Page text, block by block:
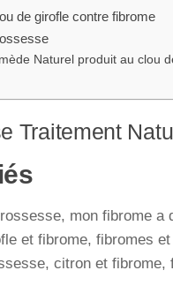
de girofle contre fibrome
Naturel produit au clou
Traitement
mon fibrome
et fibrome, fibromes
citron et